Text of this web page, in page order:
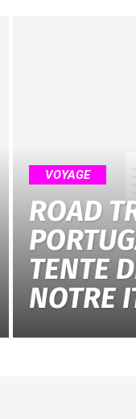
VOYAGE
ROAD
TENTE
NOTRE